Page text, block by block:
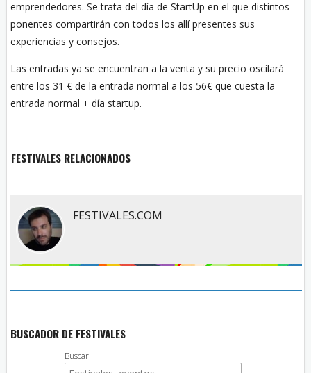
emprendedores. Se trata del día de StartUp en el que distintos
ponentes compartirán con todos los allí presentes sus
experiencias y consejos.
Las entradas ya se encuentran a la venta y su precio oscilará
entre los 31 € de la entrada normal a los 56€ que cuesta la
entrada normal + día startup.
FESTIVALES RELACIONADOS
FESTIVALES.COM
BUSCADOR DE FESTIVALES
Buscar